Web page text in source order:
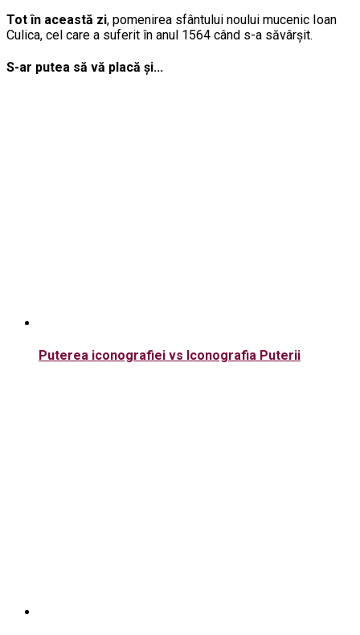
Tot în această zi, pomenirea sfântului noului mucenic Ioan
Culica, cel care a suferit în anul 1564 când s-a săvârşit.
S-ar putea să vă placă și...
Puterea iconografiei vs Iconografia Puterii